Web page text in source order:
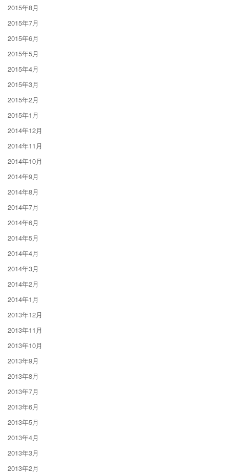
2015年8月
2015年7月
2015年6月
2015年5月
2015年4月
2015年3月
2015年2月
2015年1月
2014年12月
2014年11月
2014年10月
2014年9月
2014年8月
2014年7月
2014年6月
2014年5月
2014年4月
2014年3月
2014年2月
2014年1月
2013年12月
2013年11月
2013年10月
2013年9月
2013年8月
2013年7月
2013年6月
2013年5月
2013年4月
2013年3月
2013年2月